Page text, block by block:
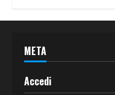
META
Accedi